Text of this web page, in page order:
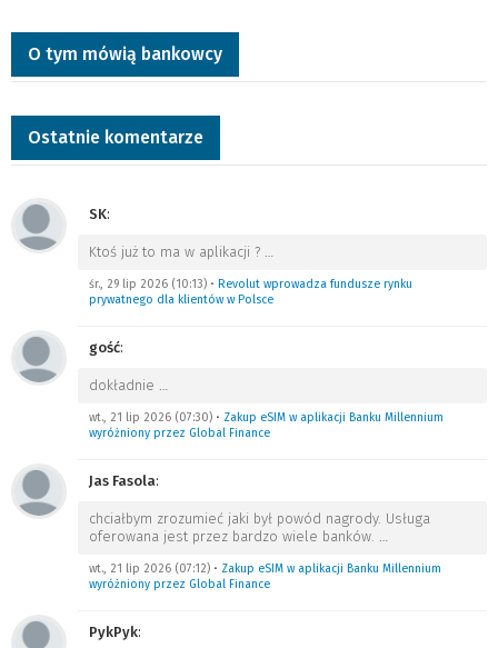
O tym mówią bankowcy
Ostatnie komentarze
SK:
Ktoś już to ma w aplikacji ?
śr., 29 lip 2026 (10:13) • Revolut wprowadza fundusze rynku
prywatnego dla klientów w Polsce
gość:
dokładnie
wt., 21 lip 2026 (07:30) • Zakup eSIM w aplikacji Banku Millennium
wyróżniony przez Global Finance
Jas Fasola:
chciałbym zrozumieć jaki był powód nagrody. Usługa
oferowana jest przez bardzo wiele banków.
wt., 21 lip 2026 (07:12) • Zakup eSIM w aplikacji Banku Millennium
wyróżniony przez Global Finance
PykPyk: